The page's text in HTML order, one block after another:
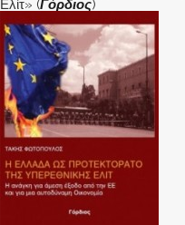
Ελίτ» (Γόρδιος)